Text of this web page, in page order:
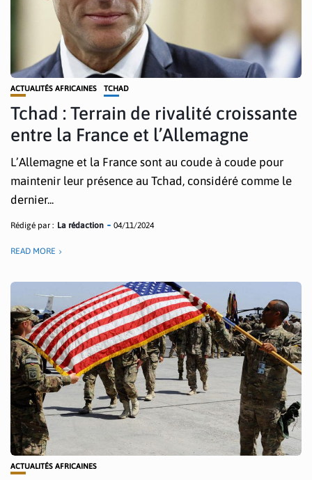
ACTUALITÉS AFRICAINES TCHAD
Tchad : Terrain de rivalité croissante
entre la France et l’Allemagne
L’Allemagne et la France sont au coude à coude pour
maintenir leur présence au Tchad, considéré comme le
dernier...
Rédigé par : La rédaction 04/11/2024
READ MORE
ACTUALITÉS AFRICAINES